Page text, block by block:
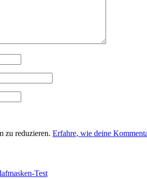
zu reduzieren. Erfahre, wie deine
Test